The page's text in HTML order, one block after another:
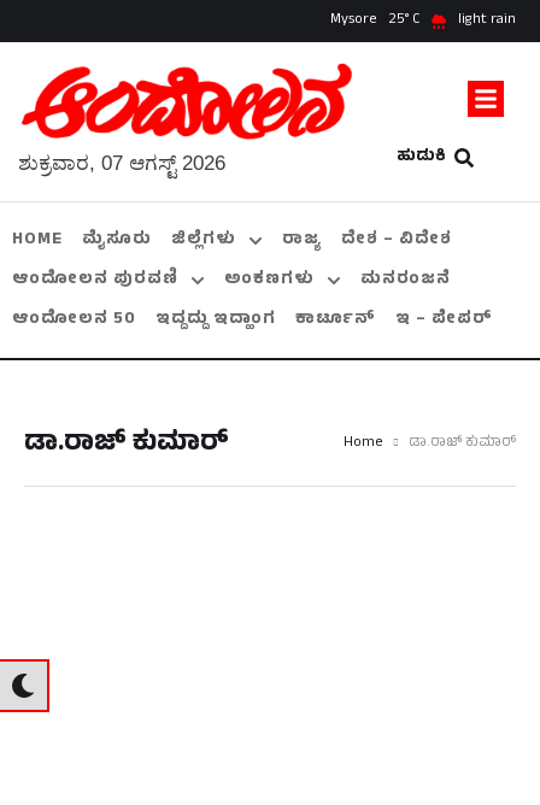
Mysore 25 light rain
ಹುಡುಕಿ
ಶುಕ್ರವಾರ, 07 ಆಗಸ್ಟ್ 2026
HOME ಮೈಸೂರು ಜಿಲ್ಲೆಗಳು ರಾಜ್ಯ
ದೇಶ – ವಿದೇಶ
ಆಂದೋಲನ ಪುರವಣಿ
ಅಂಕಣಗಳು
ಮನರಂಜನೆ
ಆಂದೋಲನ 50
ಇದ್ದದ್ದು ಇದ್ಹಾಂಗ ಕಾರ್ಟೂನ್ ಇ – ಪೇಪರ್
ಡಾ.ರಾಜ್ ಕುಮಾರ್ Home ಡಾ.ರಾಜ್ ಕುಮಾರ್